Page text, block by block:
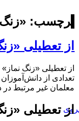
برچسب:
از تعطیلی
از تعطیلی «زنگ
تعدادی از
معلمان غیر مرتبط در
از تعطیلی